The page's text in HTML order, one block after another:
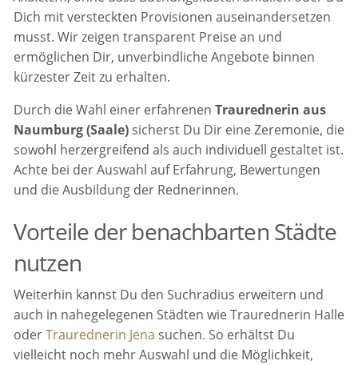
Dich mit versteckten Provisionen auseinandersetzen
musst. Wir zeigen transparent Preise an und
ermöglichen Dir, unverbindliche Angebote binnen
kürzester Zeit zu erhalten.
Durch die Wahl einer erfahrenenTraurednerin aus
Naumburg (Saale) sicherst Du Dir eine Zeremonie, die
sowohl herzergreifend als auch individuell gestaltet ist.
Achte bei der Auswahl auf Erfahrung, Bewertungen
und die Ausbildung der Rednerinnen.
Vorteile der benachbarten Städte
nutzen
Weiterhin kannst Du den Suchradius erweitern und
auch in nahegelegenen Städten wie Traurednerin Halle
oderTraurednerin Jena suchen. So erhältst Du
vielleicht noch mehr Auswahl und die Möglichkeit,